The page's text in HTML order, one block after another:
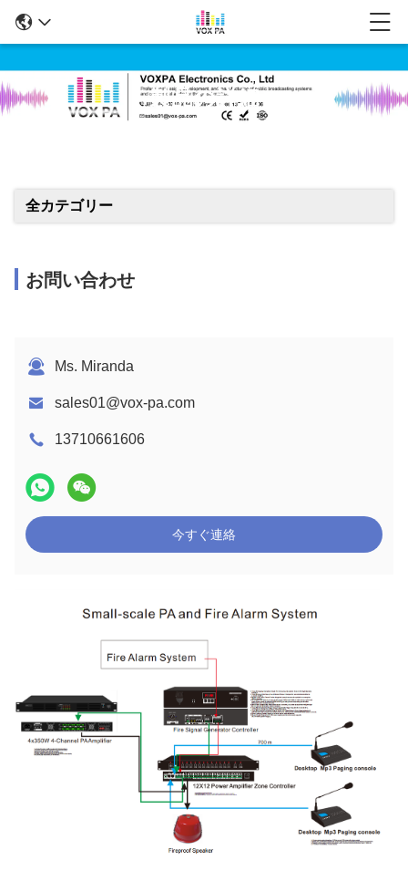
製品の詳細
全カテゴリー
お問い合わせ
Ms. Miranda
sales01@vox-pa.com
13710661606
今すぐ連絡